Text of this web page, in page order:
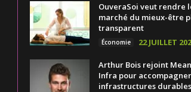
OuveraSoi veut rendre
marché du mieux-être
transparent
Économie 22 JUILLET
Arthur Bois rejoint
Infra pour
infrastructures durables